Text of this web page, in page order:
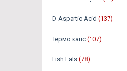
D-Aspartic Acid (137)
Термо капс (107)
Fish Fats (78)